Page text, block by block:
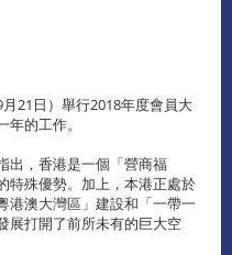
21日）舉行2018年度會員大
的工作。
出，香港是一個「營商福
特殊優勢。加上，本港正處於
港澳大灣區」建設和「一帶一
展打開了前所未有的巨大空